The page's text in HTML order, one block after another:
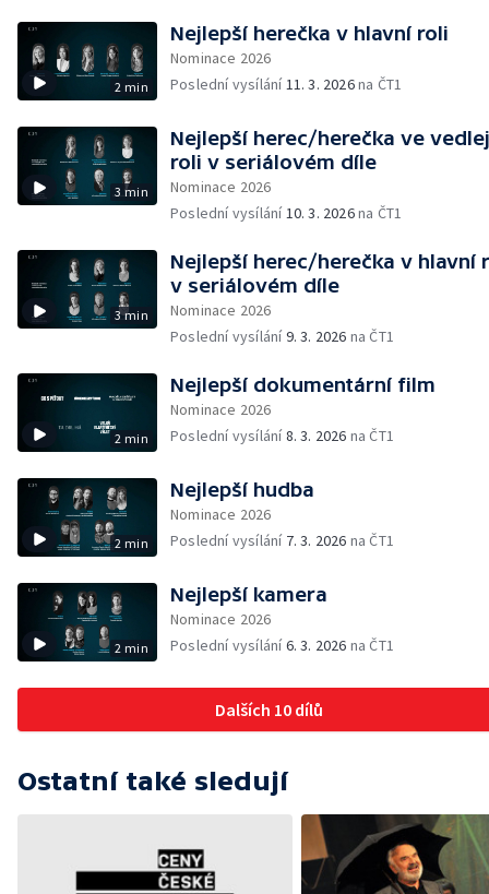
2 min
Nejlepší herečka v hlavní roli
Nominace 2026
Poslední vysílání11. 3. 2026na ČT1
3 min
Nejlepší herec/herečka ve
roli v seriálovém díle
Nominace 2026
Poslední vysílání10. 3. 2026na ČT1
3 min
Nejlepší herec/herečka v hlavní
v seriálovém díle
Nominace 2026
Poslední vysílání9. 3. 2026 na ČT1
2 min
Nejlepší dokumentární film
Nominace 2026
Poslední vysílání8. 3. 2026 na ČT1
2 min
Nejlepší hudba
Nominace 2026
Poslední vysílání 7. 3. 2026 na ČT1
2 min
Nejlepší kamera
Nominace 2026
Poslední vysílání6. 3. 2026 na ČT1
Dalších 10 dílů
Ostatní také sledují